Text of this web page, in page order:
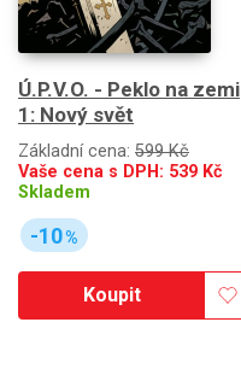
Ú.P.V.O. - Peklo na zemi
1: Nový svět
Základní cena: 599 Kč
Vaše cena s DPH: 539 Kč
Skladem
-10%
Koupit